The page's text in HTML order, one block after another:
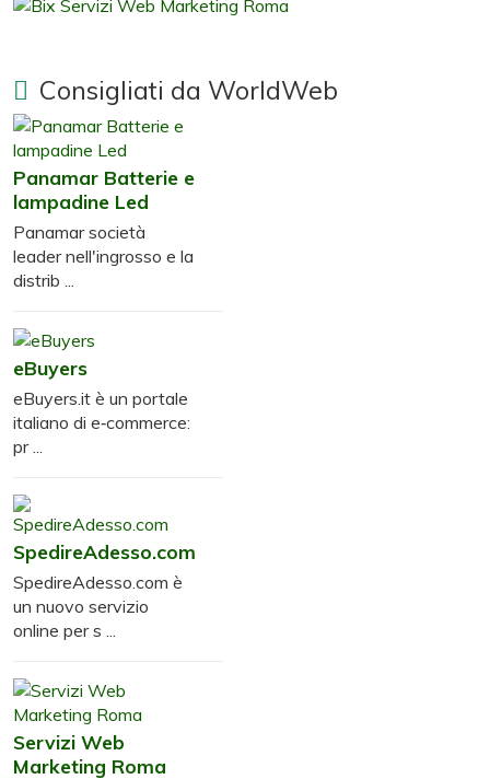
Consigliati da WorldWeb
Panamar Batterie e
lampadine Led
Panamar società
leader nell'ingrosso e la
distrib ...
eBuyers
eBuyers.it è un portale
italiano di e‑commerce:
pr ...
SpedireAdesso.com
SpedireAdesso.com è
un nuovo servizio
online per s ...
Servizi Web
Marketing Roma